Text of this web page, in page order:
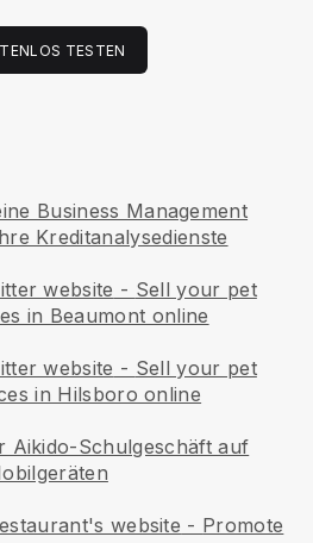
TESTEN
Business Management
Kreditanalysedienste
website - Sell your pet
in Beaumont online
website - Sell your pet
in Hilsboro online
Aikido-Schulgeschäft auf
website - Promote